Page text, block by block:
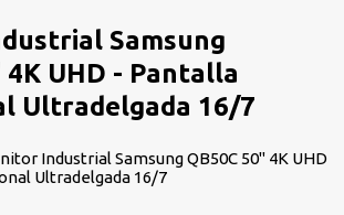
Samsung
4K UHD - Pantalla
Ultradelgada 16/7
Industrial Samsung QB50C 50" 4K UHD
Ultradelgada 16/7